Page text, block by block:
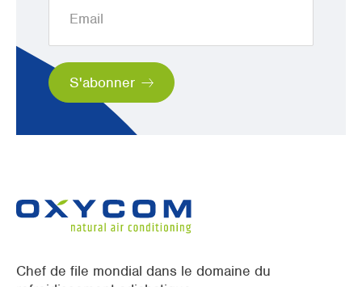
Chef de file mondial dans le domaine du